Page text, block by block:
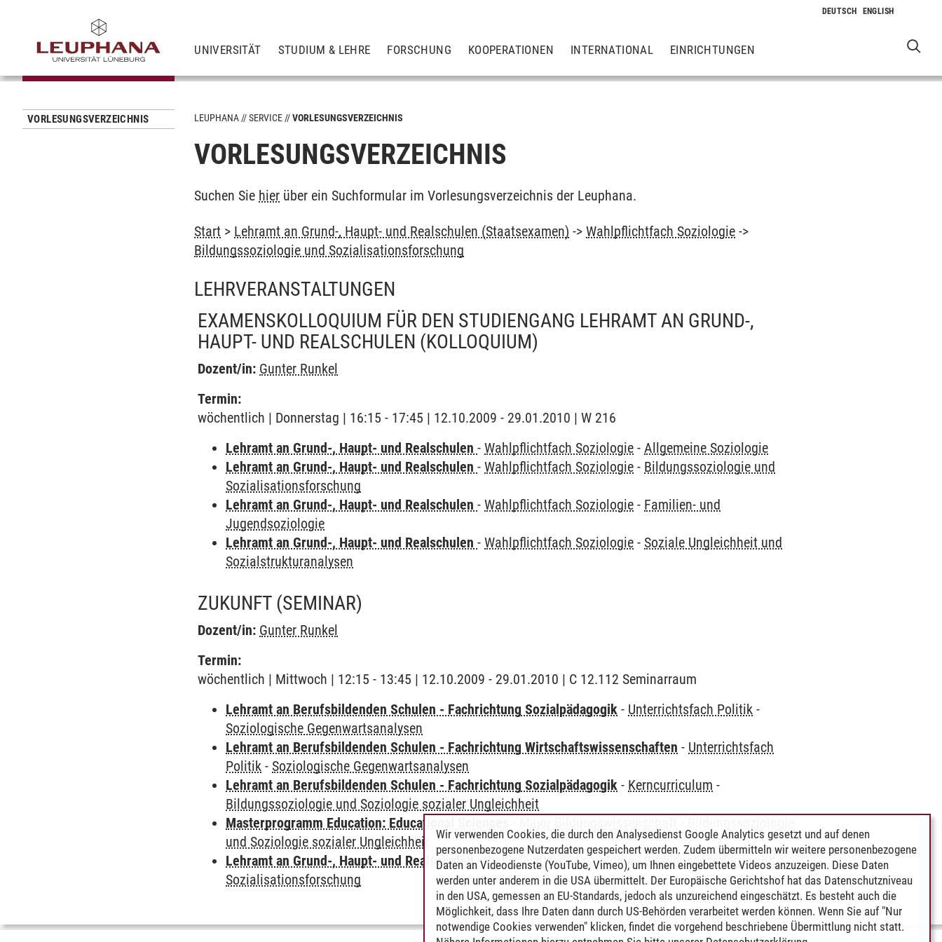
UNIVERSITÄT STUDIUM & LEHRE FORSCHUNG KOOPERATIONEN INTERNATIONAL EINRICHTUNGEN
VORLESUNGSVERZEICHNIS LEUPHANA SERVICE VORLESUNGSVERZEICHNIS
VORLESUNGSVERZEICHNIS
Suchen Sie hier über ein Suchformular im Vorlesungsverzeichnis der Leuphana.
Start > Lehramt an Grund-, Haupt- und Realschulen (Staatsexamen) ->Wahlpflichtfach Soziologie ->
Bildungssoziologie und Sozialisationsforschung
LEHRVERANSTALTUNGEN
EXAMENSKOLLOQUIUM FÜR DEN STUDIENGANG LEHRAMT AN GRUND-,
HAUPT- UND REALSCHULEN (KOLLOQUIUM)
Dozent/in: Gunter Runkel
Termin:
wöchentlich | Donnerstag | 16:15 - 17:45 | 12.10.2009 - 29.01.2010 | W 216
Lehramt an Grund-, Haupt- und Realschulen-Wahlpflichtfach Soziologie -Allgemeine Soziologie
Lehramt an Grund-, Haupt- und Realschulen-Wahlpflichtfach Soziologie - Bildungssoziologie und
Sozialisationsforschung
Lehramt an Grund-, Haupt- und Realschulen-Wahlpflichtfach Soziologie - Familien- und
Jugendsoziologie
Lehramt an Grund-, Haupt- und Realschulen-Wahlpflichtfach Soziologie - Soziale Ungleichheit und
Sozialstrukturanalysen
ZUKUNFT (SEMINAR)
Dozent/in: Gunter Runkel
Termin:
wöchentlich | Mittwoch | 12:15 - 13:45 | 12.10.2009 - 29.01.2010 | C 12.112 Seminarraum
Lehramt an Berufsbildenden Schulen - Fachrichtung Sozialpädagogik - Unterrichtsfach Politik -
Soziologische Gegenwartsanalysen
Lehramt an Berufsbildenden Schulen - Fachrichtung Wirtschaftswissenschaften - Unterrichtsfach
Politik - Soziologische Gegenwartsanalysen
Lehramt an Berufsbildenden Schulen - Fachrichtung Sozialpädagogik - Kerncurriculum -
Bildungssoziologie und Soziologie sozialer Ungleichheit
Masterprogramm Education: Educational Sciences
und Soziologie sozialer Ungleichheit
Lehramt an Grund-, Haupt- und Realschulen-Wahlpflichtfach Soziologie-Bildungssoziologie und
Sozialisationsforschung
Wir verwenden Cookies, die durch den Analysedienst Google Analytics gesetzt und auf denen
personenbezogene Nutzerdaten gespeichert werden. Zudem übermitteln wir weitere personenbezogene
Daten an Videodienste (YouTube, Vimeo), um Ihnen eingebettete Videos anzuzeigen. Diese Daten
werden unter anderem in die USA übermittelt. Der Europäische Gerichtshof hat das Datenschutzniveau
in den USA, gemessen an EU-Standards, jedoch als unzureichend eingeschätzt. Es besteht auch die
Möglichkeit, dass Ihre Daten dann durch US-Behörden verarbeitet werden können. Wenn Sie auf "Nur
notwendige Cookies verwenden" klicken, findet die vorgehend beschriebene Übermittlung nicht statt.